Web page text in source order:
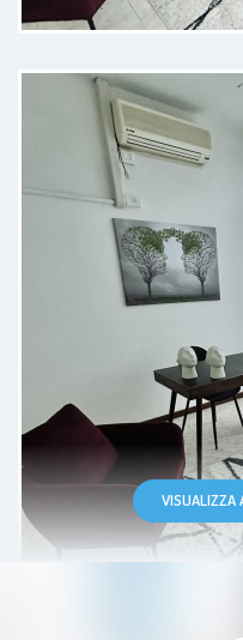
I miei
con me, che
piena di
Procedono
parlo, e Silvia
aiuta a fare
confusione,
nodi che ho
bravo/a
proprio
stessa, i
una pozione
problemi,
in tutte
ha paura.
indirizzarti e
VISUALIZZA